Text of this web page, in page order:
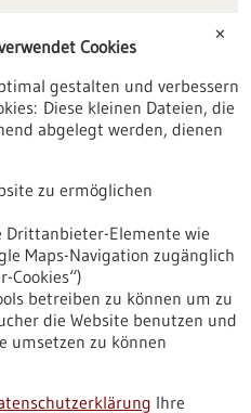
✕
Cookies
gestalten und verbessern
Diese kleinen Dateien, die
abgelegt werden, dienen
zu ermöglichen
Elemente wie
Maps-Navigation zugänglich
Cookies“)
betreiben zu können um zu
die Website benutzen und
umsetzen zu können
Ihre